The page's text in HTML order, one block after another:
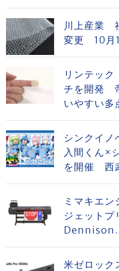
川上産業
変更 10月1
リンテッ
チを開発
いやすい多
シンクイ
入間くん×
を開催 西
ミマキエ
ジェット
米ゼロッ